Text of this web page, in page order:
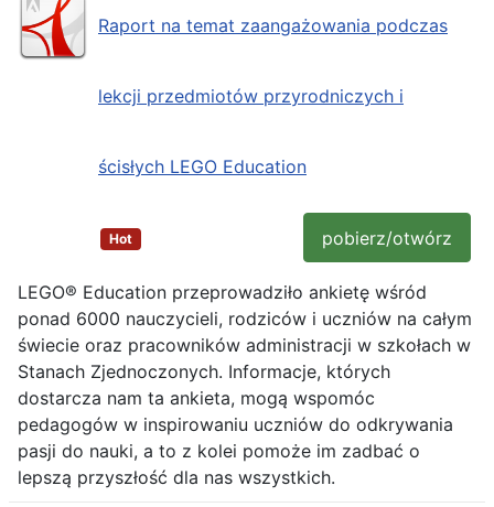
Raport na temat zaangażowania podczas
lekcji przedmiotów przyrodniczych i
ścisłych LEGO Education
Hot pobierz/otwórz
LEGO® Education przeprowadziło ankietę wśród
ponad 6000 nauczycieli, rodziców i uczniów na całym
świecie oraz pracowników administracji w szkołach w
Stanach Zjednoczonych. Informacje, których
dostarcza nam ta ankieta, mogą wspomóc
pedagogów w inspirowaniu uczniów do odkrywania
pasji do nauki, a to z kolei pomoże im zadbać o
lepszą przyszłość dla nas wszystkich.